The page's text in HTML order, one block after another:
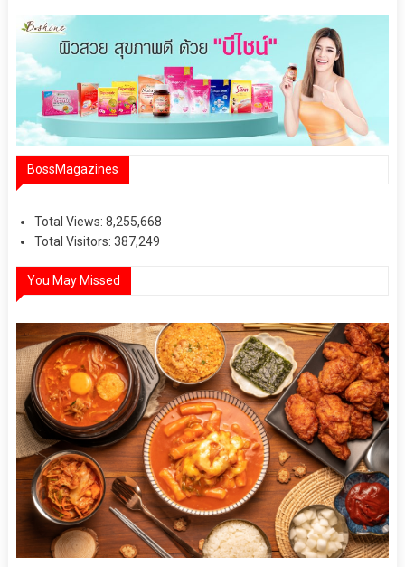
BossMagazines
Total Views: 8,255,668
Total Visitors: 387,249
You May Missed